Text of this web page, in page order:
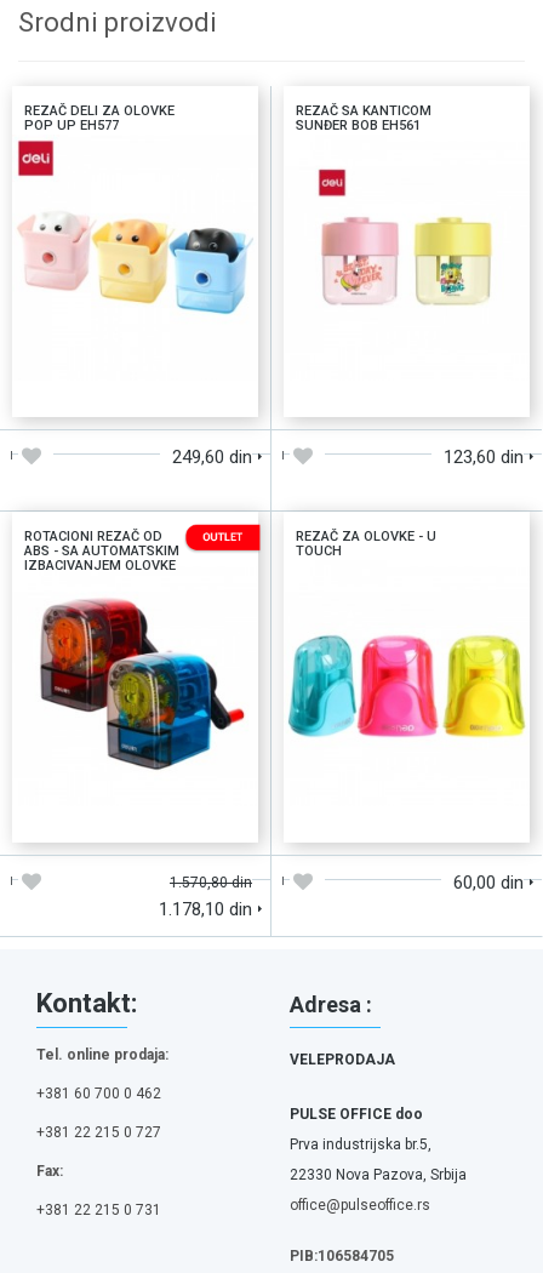
Srodni proizvodi
REZAČ DELI ZA OLOVKE
POP UP EH577
249,60 din
REZAČ SA KANTICOM
SUNĐER BOB EH561
123,60 din
ROTACIONI REZAČ OD
ABS - SA AUTOMATSKIM
IZBACIVANJEM OLOVKE
1.570,80 din
1.178,10 din
REZAČ ZA OLOVKE - U
TOUCH
60,00 din
Kontakt:
Tel. online prodaja:
+381 60 700 0 462
+381 22 215 0 727
Fax:
+381 22 215 0 731
Adresa :
VELEPRODAJA
PULSE OFFICE doo
Prva industrijska br.5,
22330 Nova Pazova, Srbija
office@pulseoffice.rs
PIB:106584705